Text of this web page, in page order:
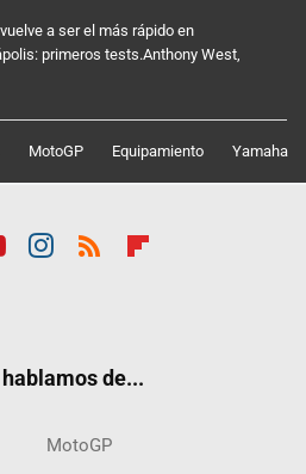
a ser el más rápido en
primeros tests.Anthony West,
MotoGP Equipamiento Yamaha
de...
MotoGP